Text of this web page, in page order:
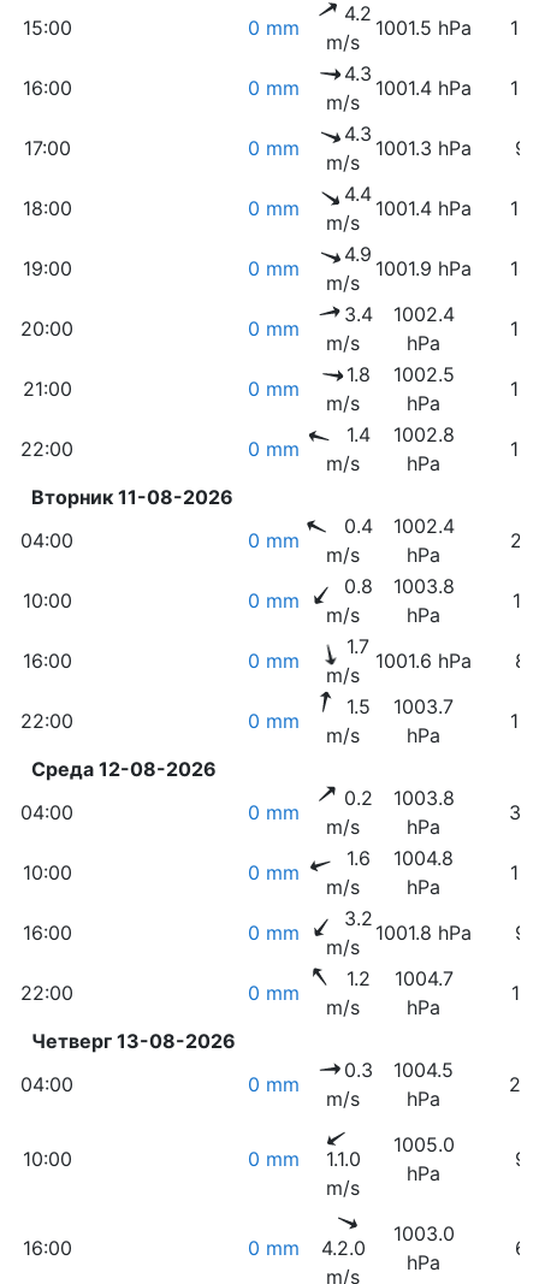
15:00 0 mm
4.2
m/s
1001.5 hPa
16:00 0 mm
4.3
m/s
1001.4 hPa
17:00 0 mm
4.3
m/s
1001.3 hPa
18:00 0 mm
4.4
m/s
1001.4 hPa
19:00 0 mm
4.9
m/s
1001.9 hPa
20:00 0 mm
3.4
m/s
1002.4
hPa
21:00 0 mm
1.8
m/s
1002.5
hPa
22:00 0 mm
1.4
m/s
1002.8
hPa
Вторник 11-08-2026
04:00
0 mm
0.4
m/s
1002.4
hPa
10:00 0 mm
0.8
m/s
1003.8
hPa
16:00 0 mm
1.7
m/s
1001.6 hPa
22:00 0 mm
1.5
m/s
1003.7
hPa
Среда 12-08-2026
04:00
0 mm
0.2
m/s
1003.8
hPa
10:00 0 mm
1.6
m/s
1004.8
hPa
16:00 0 mm
3.2
m/s
1001.8 hPa
22:00 0 mm
1.2
m/s
1004.7
hPa
Четверг 13-08-2026
04:00
0 mm
0.3
m/s
1004.5
hPa
10:00 0 mm
1.1.0
m/s
1005.0
hPa
16:00 0 mm
4.2.0
m/s
1003.0
hPa